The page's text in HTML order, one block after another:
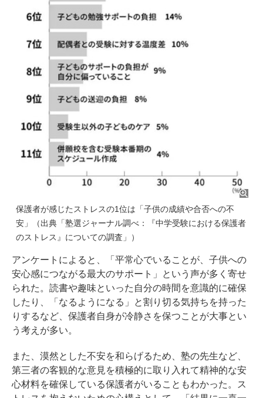
保護者が感じたストレスの1位は「子供の成績や合否への不
安」（出典「塾選ジャーナル調べ：『中学受験における保護者
のストレス』についての調査」）
アンケートによると、「平常心でいることが、子供への
安心感につながる最大のサポート」という声が多く寄せ
られた。読書や趣味といった自分の時間を意識的に確保
したり、「なるようになる」と割り切る気持ちを持った
りするなど、保護者自身が冷静さを保つことが大事とい
う考えが多い。
また、漠然とした不安を和らげるため、塾の先生など、
第三者の客観的な意見を積極的に取り入れて精神的な安
心材料を確保している保護者がいることもわかった。ス